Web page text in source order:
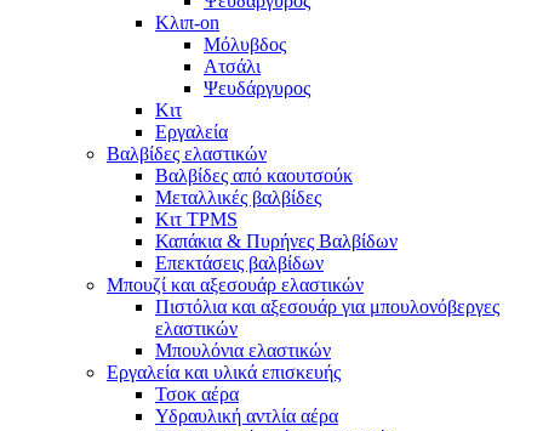
Κλιπ-on
Μόλυβδος
Ατσάλι
Ψευδάργυρος
Κιτ
Εργαλεία
Βαλβίδες ελαστικών
Βαλβίδες από καουτσούκ
Μεταλλικές βαλβίδες
Κιτ TPMS
Καπάκια & Πυρήνες Βαλβίδων
Επεκτάσεις βαλβίδων
Μπουζί και αξεσουάρ ελαστικών
Πιστόλια και αξεσουάρ για μπουλονόβεργες
ελαστικών
Μπουλόνια ελαστικών
Εργαλεία και υλικά επισκευής
Τσοκ αέρα
Υδραυλική αντλία αέρα